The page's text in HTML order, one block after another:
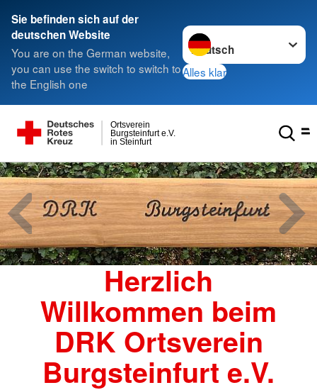
Sie befinden sich auf der
deutschen Website
You are on the German website,
you can use the switch to switch to
the English one
Sprache wechseln zu
Alles klar
in Steinfurt
Burgsteinfurt e.V.
Ortsverein
Herzlich
Willkommen beim
DRK Ortsverein
Burgsteinfurt e.V.